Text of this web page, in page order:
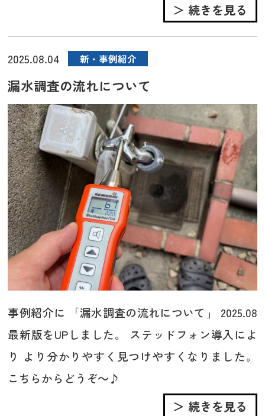
＞ 続きを見る
2025.08.04 新・事例紹介
漏水調査の流れについて
事例紹介に 「漏水調査の流れについて」 2025.08
最新版をUPしました。 ステッドフォン導入によ
り より分かりやすく見つけやすくなりました。
こちらからどうぞ～♪
＞ 続きを見る